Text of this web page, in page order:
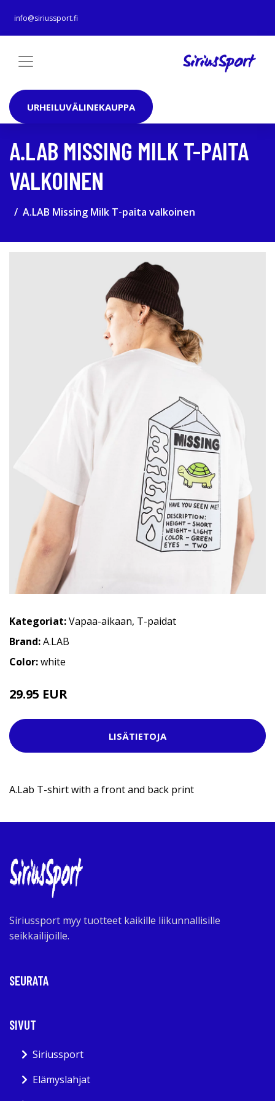
info@siriussport.fi
URHEILUVÄLINEKAUPPA
A.LAB MISSING MILK T-PAITA
VALKOINEN
A.LAB Missing Milk T-paita valkoinen
Kategoriat:Vapaa-aikaan, T-paidat
Brand:A.LAB
Color:white
29.95 EUR
LISÄTIETOJA
A.Lab T-shirt with a front and back print
Siriussport myy tuotteet kaikille liikunnallisille
seikkailijoille.
SEURATA
SIVUT
Siriussport
Elämyslahjat